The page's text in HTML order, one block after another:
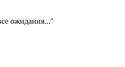
ожидания..."